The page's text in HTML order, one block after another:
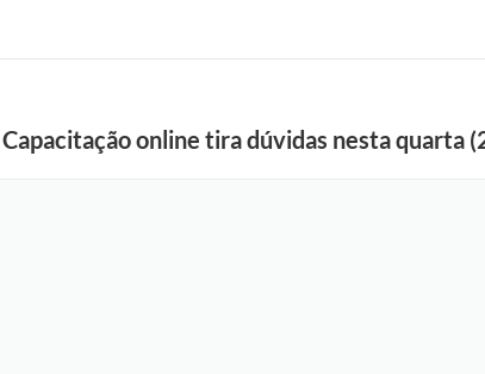
online tira dúvidas nesta quarta